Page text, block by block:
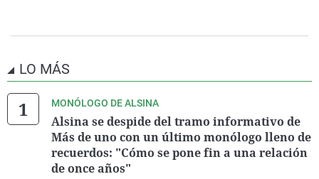
LO MÁS
MONÓLOGO DE ALSINA
Alsina se despide del tramo informativo de
Más de uno con un último monólogo lleno de
recuerdos: "Cómo se pone fin a una relación
de once años"